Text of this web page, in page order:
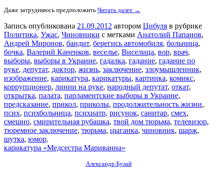
Даже затрудняюсь предположить Читать далее →
Запись опубликована 21.09.2012 автором Цибуля в рубрике
Политика, Ужас, Чиновники с метками Анатолий Папанов,
Андрей Миронов, бандит, берегись автомобиля, больница,
бочка, Валерий Каненков, веселье, Виселица, вор, врач,
выборы, выборы в Украине, гадалка, гадание, гадание по
руке, депутат, доктор, жизнь, заключение, злоумышленник,
изображение, карикатура, карикатуры, картинка, комикс,
коррупционер, линии на руке, народный депутат, откат,
открытка, палата, парламентские выборы в Украине,
предсказание, прикол, приколы, продолжительность жизни,
псих, психбольница, психиатр, рисунок, санитар, смех,
смешно, смирительная рубашка, твой дом тюрьма, телевизор,
тюремное заключение, тюрьма, цыганка, чиновник, шарж,
шутка, юмор.
карикатура «Медсестра Мариванна»
Александр Булай